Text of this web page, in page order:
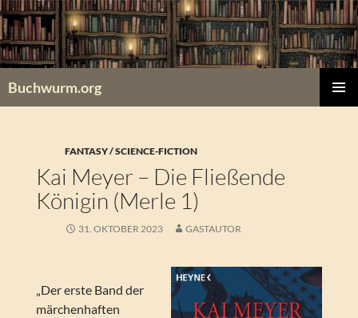
Zum
Inhalt
springen
Buchwurm.org
FANTASY / SCIENCE-FICTION
Kai Meyer – Die Fließende
Königin (Merle 1)
31. OKTOBER 2023 GASTAUTOR
„Der erste Band der
märchenhaften